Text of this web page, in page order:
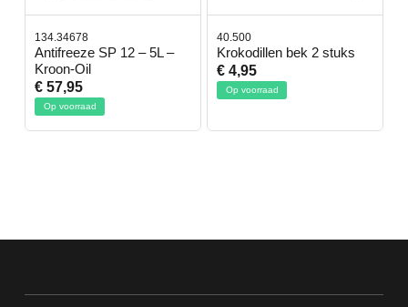
134.34678
Antifreeze SP 12 – 5L –
Kroon-Oil
€ 57,95
Op voorraad
40.500
Krokodillen bek 2 stuks
€ 4,95
Op voorraad